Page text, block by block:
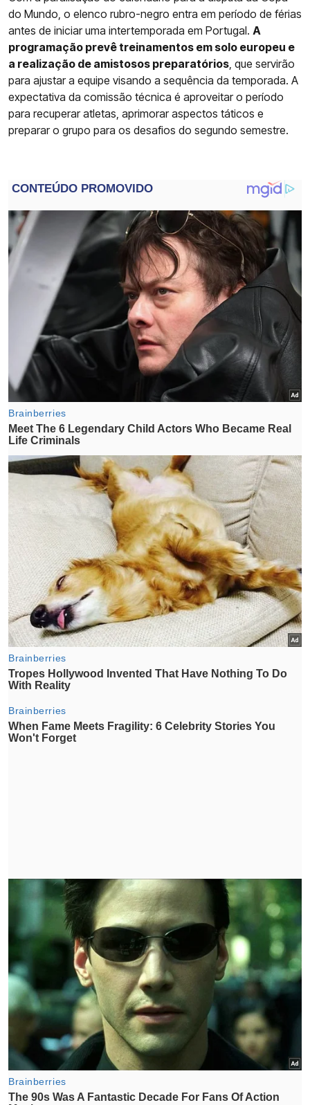
do Mundo, o elenco rubro-negro entra em período de férias
antes de iniciar uma intertemporada em Portugal. A
programação prevê treinamentos em solo europeu e
a realização de amistosos preparatórios , que servirão
para ajustar a equipe visando a sequência da temporada. A
expectativa da comissão técnica é aproveitar o período
para recuperar atletas, aprimorar aspectos táticos e
preparar o grupo para os desafios do segundo semestre.